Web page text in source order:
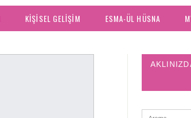
KIŞISEL GELIŞIM ESMA-ÜL HÜSNA